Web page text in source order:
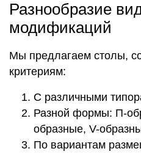
Разнообразие
модификаций
Мы предлагаем столы,
критериям:
С различными
Разной формы: П-
образные, V-
По вариантам